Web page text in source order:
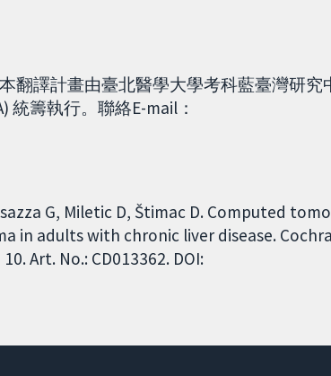
翻譯計畫由臺北醫學大學考科藍臺灣研究
統籌執行。聯絡E-mail：
G, Miletic D, Štimac D. Computed
in adults with chronic liver disease.
Art. No.: CD013362. DOI: